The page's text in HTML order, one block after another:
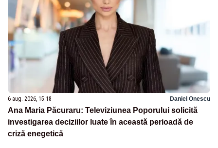
6 aug. 2026, 15:18 Daniel Onescu
Ana Maria Păcuraru: Televiziunea Poporului solicită
investigarea deciziilor luate în această perioadă de
criză enegetică